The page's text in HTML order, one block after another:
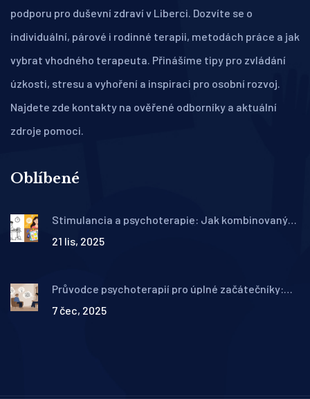
podporu pro duševní zdraví v Liberci. Dozvíte se o
individuální, párové i rodinné terapii, metodách práce a jak
vybrat vhodného terapeuta. Přinášíme tipy pro zvládání
úzkosti, stresu a vyhoření a inspiraci pro osobní rozvoj.
Najdete zde kontakty na ověřené odborníky a aktuální
zdroje pomoci.
Oblíbené
Stimulancia a psychoterapie: Jak kombinovaný
21 lis, 2025
Průvodce psychoterapií pro úplné začátečníky:
7 čec, 2025